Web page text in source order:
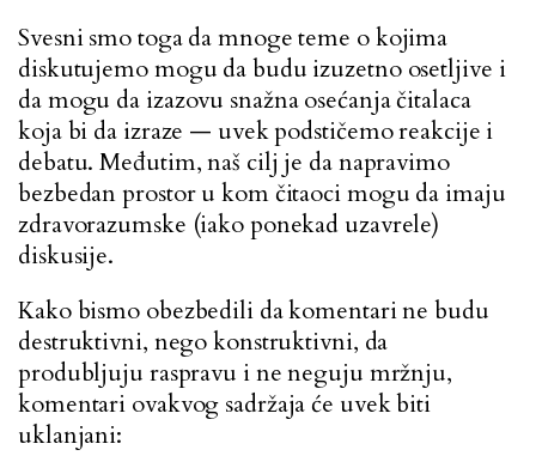
Svesni smo toga da mnoge teme o kojima
diskutujemo mogu da budu izuzetno osetljive i
da mogu da izazovu snažna osećanja čitalaca
koja bi da izraze — uvek podstičemo reakcije i
debatu. Međutim, naš cilj je da napravimo
bezbedan prostor u kom čitaoci mogu da imaju
zdravorazumske (iako ponekad uzavrele)
diskusije.
Kako bismo obezbedili da komentari ne budu
destruktivni, nego konstruktivni, da
produbljuju raspravu i ne neguju mržnju,
komentari ovakvog sadržaja će uvek biti
uklanjani: